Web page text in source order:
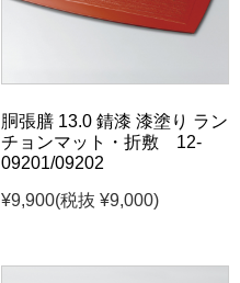
胴張膳 13.0 錆漆 漆塗り ラン
チョンマット・折敷 12-
09201/09202
¥9,900(税抜 ¥9,000)